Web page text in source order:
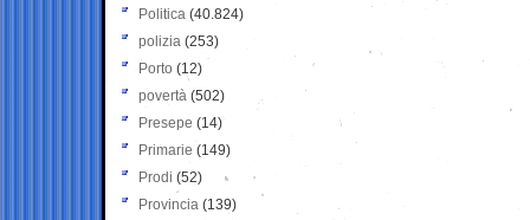
Politica (40.824)
polizia (253)
Porto (12)
povertà (502)
Presepe (14)
Primarie (149)
Prodi (52)
Provincia (139)